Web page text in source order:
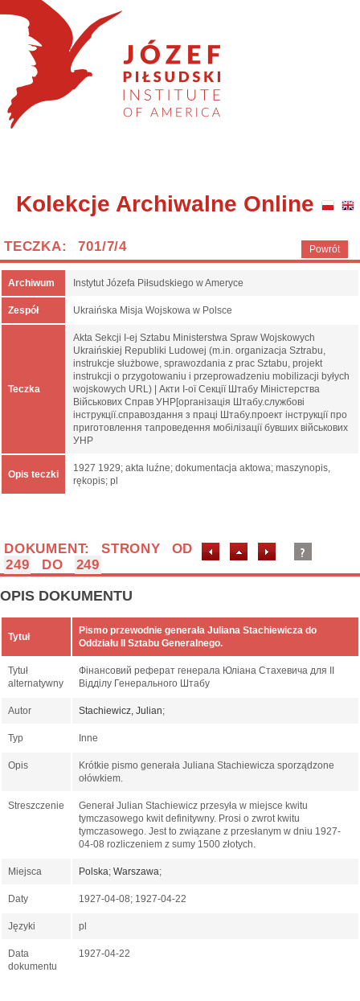
Kolekcje Archiwalne Online
Powrót
TECZKA: 701/7/4
Archiwum Instytut Józefa Piłsudskiego w Ameryce
Zespół Ukraińska Misja Wojskowa w Polsce
Teczka
Akta Sekcji I-ej Sztabu Ministerstwa Spraw Wojskowych
Ukraińskiej Republiki Ludowej (m.in. organizacja Sztrabu,
instrukcje służbowe, sprawozdania z prac Sztabu, projekt
instrukcji o przygotowaniu i przeprowadzeniu mobilizacji byłych
wojskowych URL) | Акти І-ої Секції Штабу Міністерства
Військових Справ УНР[організація Штабу.службові
інструкції.справоздання з праці Штабу.проект інструкції про
приготовлення тапроведення мобілізації бувших військових
УНР
Opis teczki
1927 1929; akta luźne; dokumentacja aktowa; maszynopis,
rękopis; pl
DOKUMENT: STRONY OD
249
DO 249
OPIS DOKUMENTU
Tytuł
Pismo przewodnie generała Juliana Stachiewicza do
Oddziału II Sztabu Generalnego.
Tytuł
alternatywny
Фінансовий реферат генерала Юліана Стахевича для ІІ
Відділу Генерального Штабу
Autor Stachiewicz, Julian;
Typ Inne
Opis
Krótkie pismo generała Juliana Stachiewicza sporządzone
ołówkiem.
Streszczenie
Generał Julian Stachiewicz przesyła w miejsce kwitu
tymczasowego kwit definitywny. Prosi o zwrot kwitu
tymczasowego. Jest to związane z przesłanym w dniu 1927-
04-08 rozliczeniem z sumy 1500 złotych.
Miejsca Polska; Warszawa;
Daty 1927-04-08; 1927-04-22
Języki pl
Data
dokumentu
1927-04-22